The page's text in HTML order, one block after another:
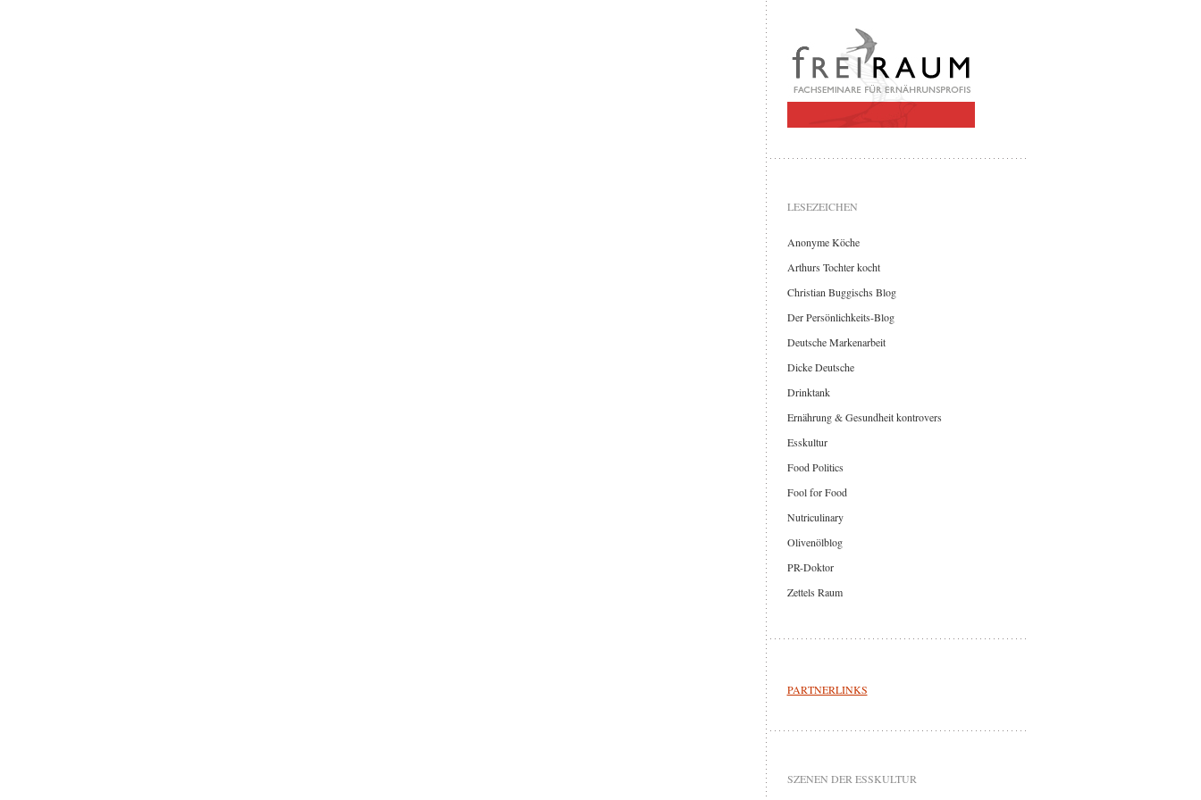
LESEZEICHEN
Anonyme Köche
Arthurs Tochter kocht
Christian Buggischs Blog
Der Persönlichkeits-Blog
Deutsche Markenarbeit
Dicke Deutsche
Drinktank
Ernährung & Gesundheit kontrovers
Esskultur
Food Politics
Fool for Food
Nutriculinary
Olivenölblog
PR-Doktor
Zettels Raum
PARTNERLINKS
SZENEN DER ESSKULTUR